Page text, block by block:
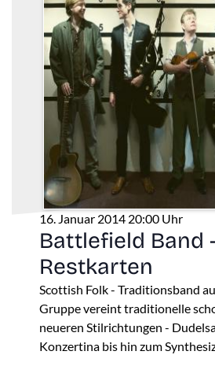
16. Januar 2014 20:00 Uhr
Battlefield Band
Restkarten
Scottish Folk - Traditionsband
Gruppe vereint traditionelle
neueren Stilrichtungen -
Konzertina bis hin zum